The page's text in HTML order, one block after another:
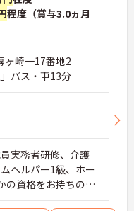
程度（賞与3.0ヵ月
ヶ崎一17番地2
バス・車13分
実務者研修、介護
ヘルパー1級、ホー
の資格をお持ちの方
自動車運転免許（A